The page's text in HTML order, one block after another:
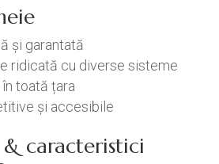
și garantată
ridicată cu diverse sisteme
toată țara
și accesibile
& caracteristici